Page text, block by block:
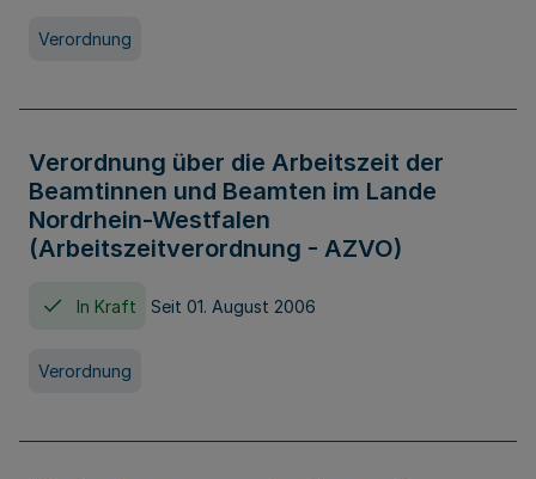
Verordnung
Verordnung über die Arbeitszeit der
Beamtinnen und Beamten im Lande
Nordrhein-Westfalen
(Arbeitszeitverordnung - AZVO)
In Kraft Seit 01. August 2006
Verordnung